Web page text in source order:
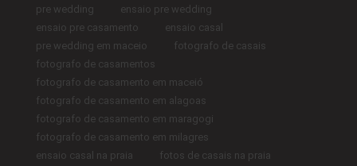
pre wedding
ensaio pre wedding
ensaio pre casamento
ensaio casal
pre wedding em maceio
fotografo de casais
fotografo de casamentos
fotografo de casamento em maceió
fotografo de casamento em alagoas
fotografo de casamento em maragogi
fotografo de casamento em milagres
ensaio casal na praia
fotos de casais na praia